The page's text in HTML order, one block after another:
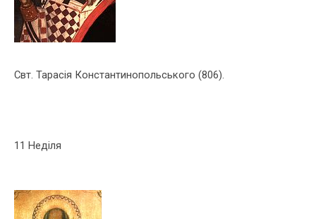
Свт. Тарасія Константинопольського (806).
11 Неділя